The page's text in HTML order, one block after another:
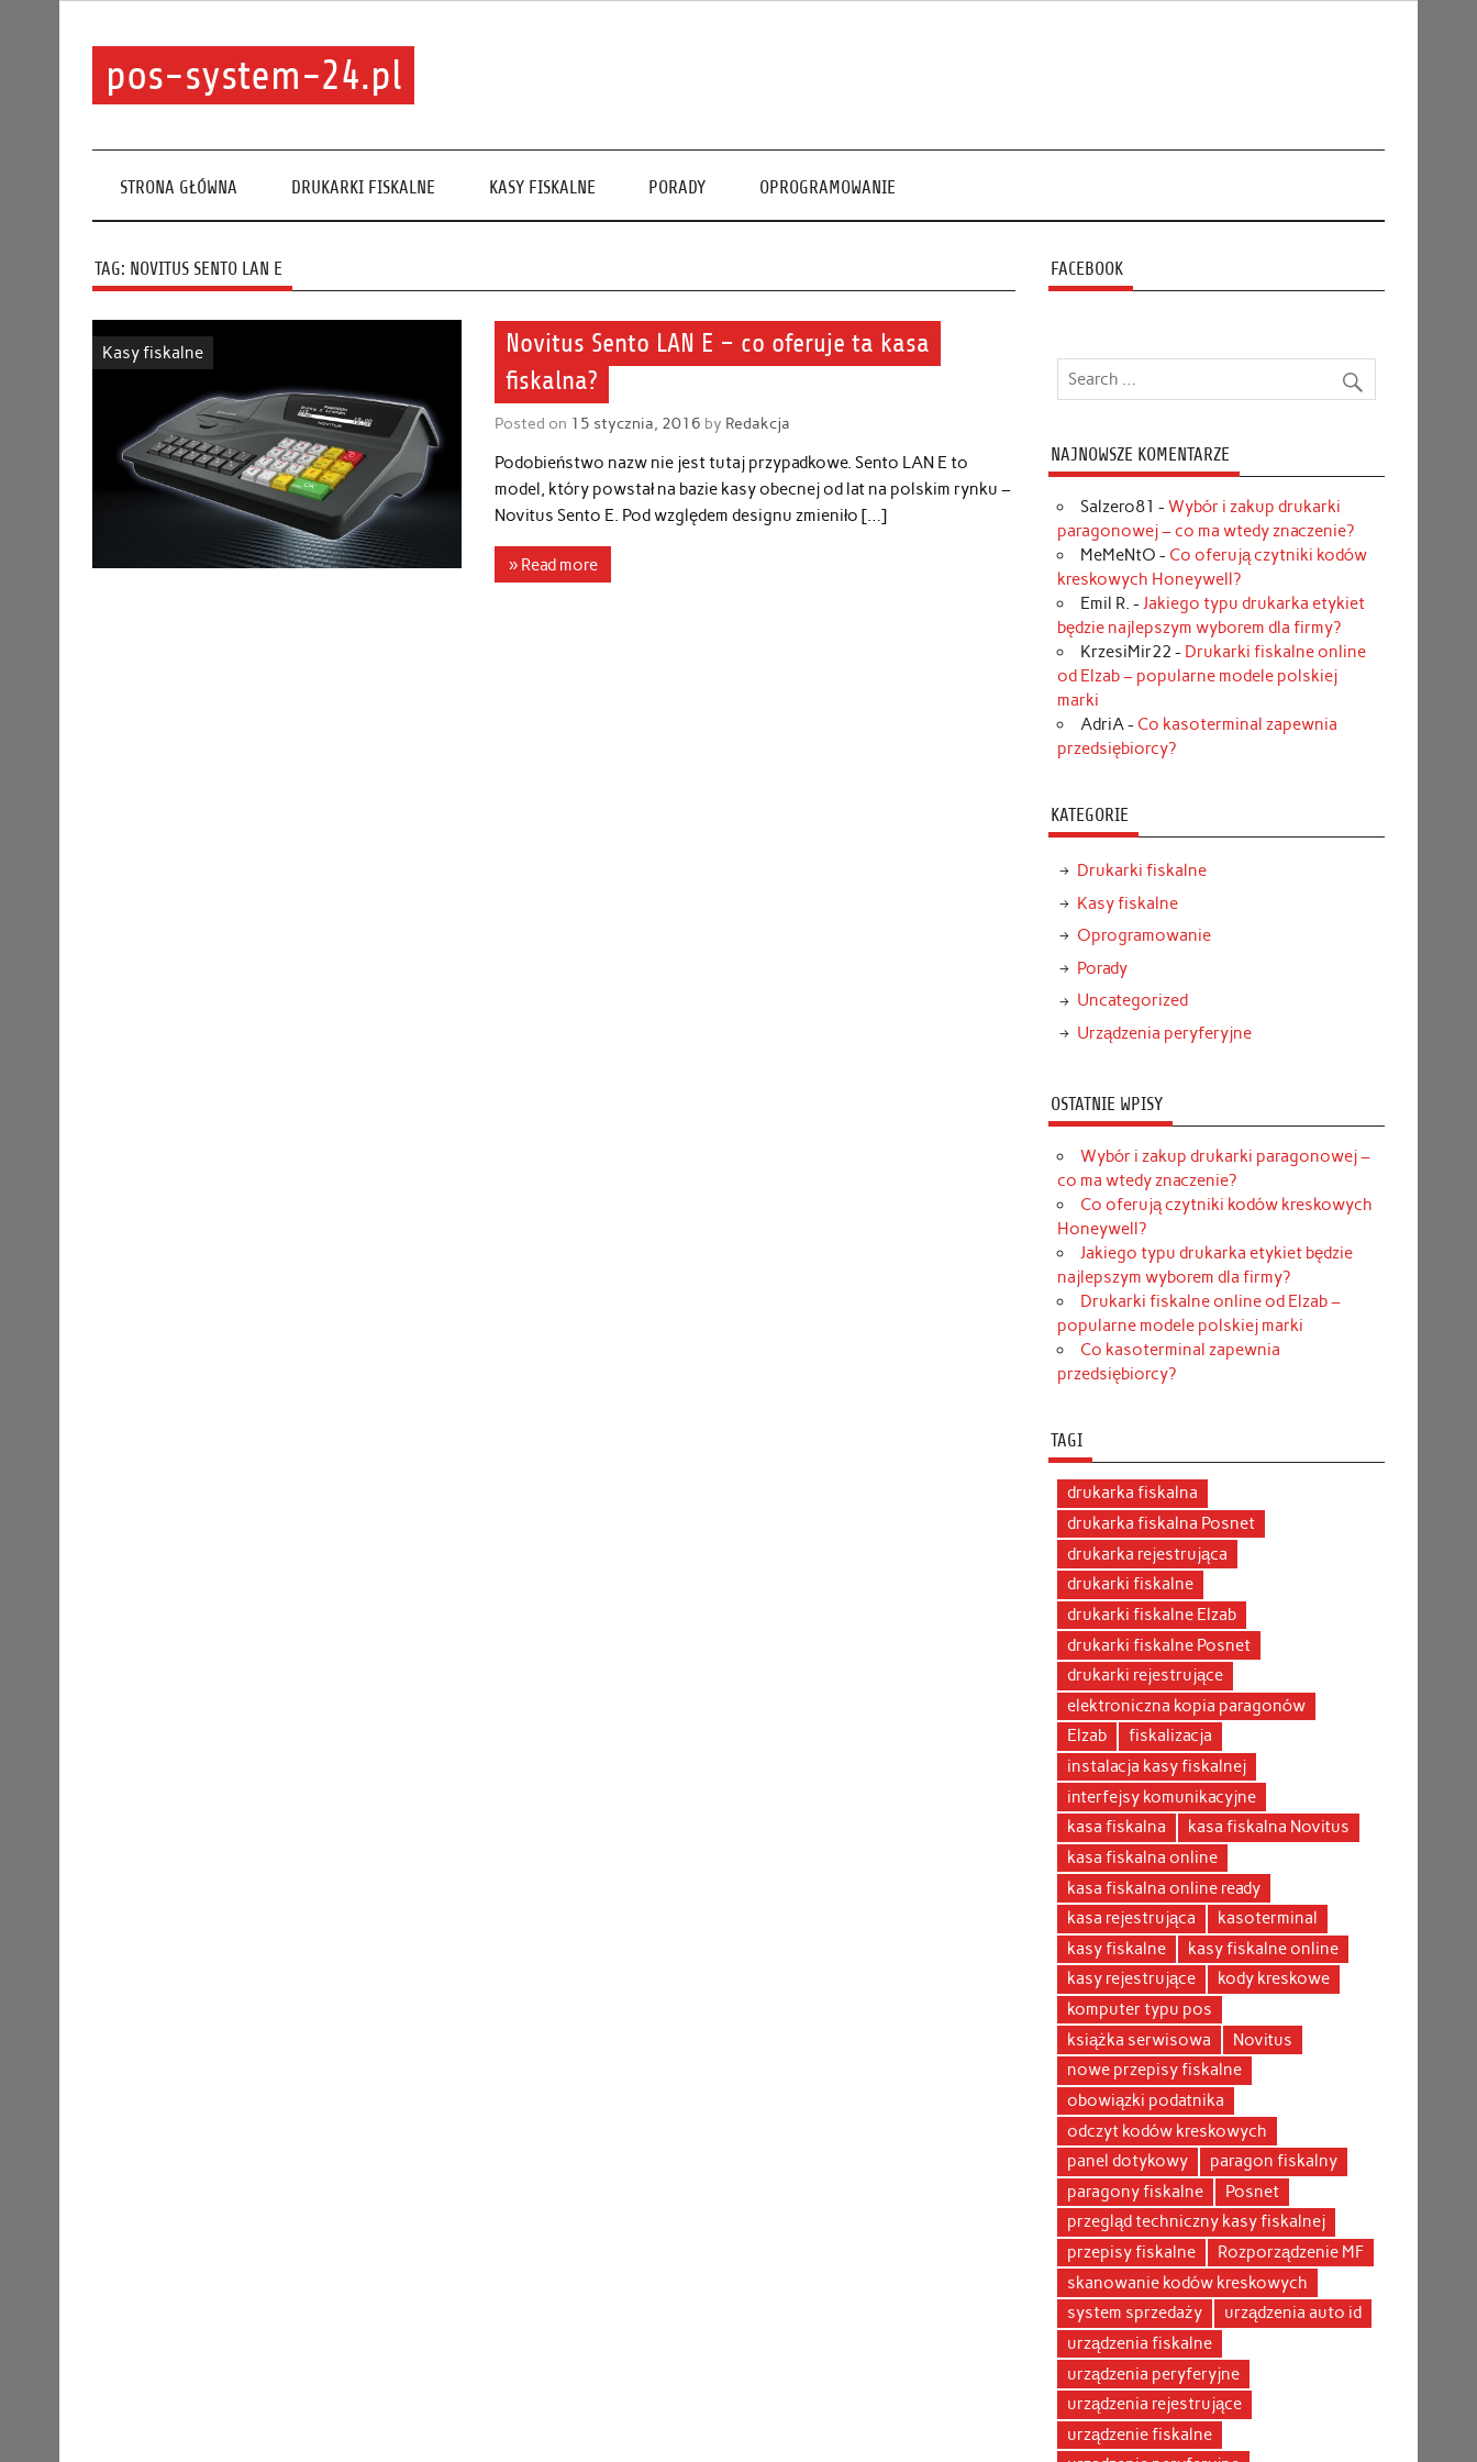
pos-system-24.pl
STRONA GŁÓWNA DRUKARKI FISKALNE KASY FISKALNE PORADY OPROGRAMOWANIE
TAG: NOVITUS SENTO LAN E
Kasy fiskalne
Novitus Sento LAN E – co oferuje ta kasa
fiskalna?
Posted on 15 stycznia, 2016 by Redakcja
Podobieństwo nazw nie jest tutaj przypadkowe. Sento LAN E to
model, który powstał na bazie kasy obecnej od lat na polskim rynku –
Novitus Sento E. Pod względem designu zmieniło […]
» Read more
FACEBOOK
NAJNOWSZE KOMENTARZE
Salzero81 - Wybór i zakup drukarki
paragonowej – co ma wtedy znaczenie?
MeMeNtO - Co oferują czytniki kodów
kreskowych Honeywell?
Emil R. - Jakiego typu drukarka etykiet
będzie najlepszym wyborem dla firmy?
KrzesiMir22 - Drukarki fiskalne online
od Elzab – popularne modele polskiej
marki
AdriA- Co kasoterminal zapewnia
przedsiębiorcy?
KATEGORIE
Drukarki fiskalne
Kasy fiskalne
Oprogramowanie
Porady
Uncategorized
Urządzenia peryferyjne
OSTATNIE WPISY
Wybór i zakup drukarki paragonowej –
co ma wtedy znaczenie?
Co oferują czytniki kodów kreskowych
Honeywell?
Jakiego typu drukarka etykiet będzie
najlepszym wyborem dla firmy?
Drukarki fiskalne online od Elzab –
popularne modele polskiej marki
Co kasoterminal zapewnia
przedsiębiorcy?
TAGI
drukarka fiskalna
drukarka fiskalna Posnet
drukarka rejestrująca
drukarki fiskalne
drukarki fiskalne Elzab
drukarki fiskalne Posnet
drukarki rejestrujące
elektroniczna kopia paragonów
Elzab
fiskalizacja
instalacja kasy fiskalnej
interfejsy komunikacyjne
kasa fiskalna
kasa fiskalna Novitus
kasa fiskalna online
kasa fiskalna online ready
kasa rejestrująca
kasoterminal
kasy fiskalne
kasy fiskalne online
kasy rejestrujące
kody kreskowe
komputer typu pos
książka serwisowa
Novitus
nowe przepisy fiskalne
obowiązki podatnika
odczyt kodów kreskowych
panel dotykowy
paragon fiskalny
paragony fiskalne
Posnet
przegląd techniczny kasy fiskalnej
przepisy fiskalne
Rozporządzenie MF
skanowanie kodów kreskowych
system sprzedaży
urządzenia auto id
urządzenia fiskalne
urządzenia peryferyjne
urządzenia rejestrujące
urządzenie fiskalne